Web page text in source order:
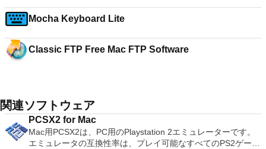
Mocha Keyboard Lite
Classic FTP Free Mac FTP Software
関連ソフトウェア
PCSX2 for Mac
Mac用PCSX2は、PC用のPlaystation 2エミュレーターです。
エミュレータの互換性率は、プレイ可能なすべてのPS2ゲーム